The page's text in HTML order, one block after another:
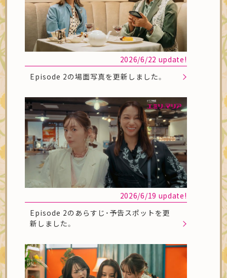
2026/6/22 update!
Episode 2の場面写真を更新しました。
2026/6/19 update!
Episode 2のあらすじ・予告スポットを更
新しました。